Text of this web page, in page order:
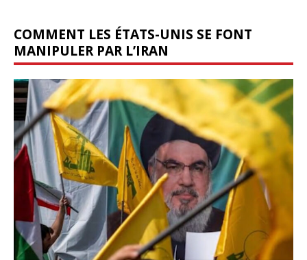
COMMENT LES ÉTATS-UNIS SE FONT
MANIPULER PAR L’IRAN